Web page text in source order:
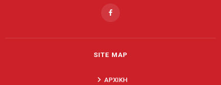
SITE MAP
keyboard_arrow_right ΑΡΧΙΚΗ